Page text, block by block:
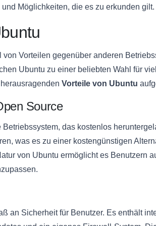
Möglichkeiten, die es zu erkunden gilt.
Vorteilen gegenüber anderen
Ubuntu zu einer beliebten Wahl für
Vorteile von Ubuntu
Source
das kostenlos
was es zu einer kostengünstigen
von Ubuntu ermöglicht es Benutzern
an Sicherheit für Benutzer. Es enthält